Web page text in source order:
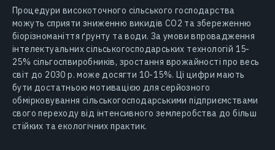
Процедури високоточного сільського господарства
можуть сприяти зниженню викидів СО2 та збереженню
біорізноманіття ґрунту та води. За умови впровадження
інтелектуальних сільськогосподарських технологій 15-
25% сільгоспвиробників, зростання врожайності про весь
світ до 2030 р. може досягти 10-15%. Ці цифри мають
бути достатньою мотивацією для серйозного
обмірковування сільськогосподарськими підприємствами
свого переходу від інтенсивного землеробства до більш
стійких та екологічних практик.